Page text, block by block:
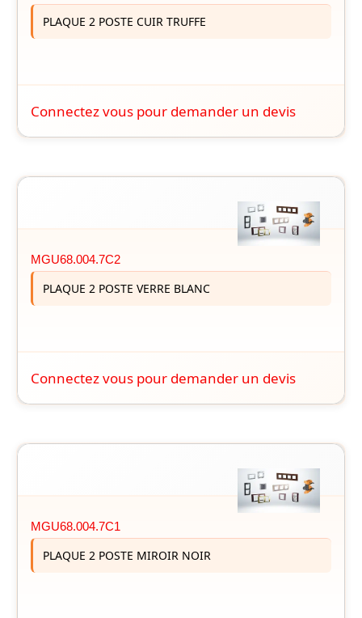
PLAQUE 2 POSTE CUIR TRUFFE
Connectez vous pour demander un devis
MGU68.004.7C2
PLAQUE 2 POSTE VERRE BLANC
Connectez vous pour demander un devis
MGU68.004.7C1
PLAQUE 2 POSTE MIROIR NOIR